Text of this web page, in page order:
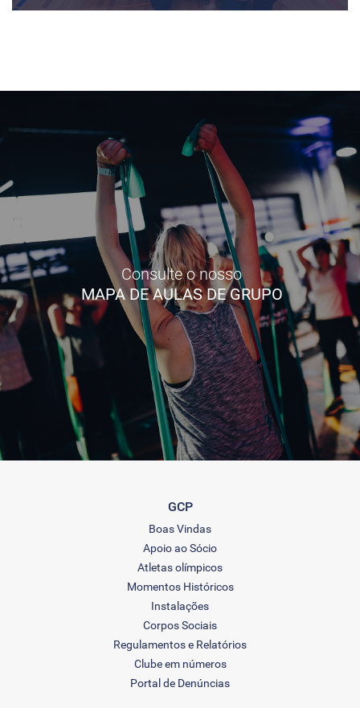
Consulte o nosso
MAPA DE AULAS DE GRUPO
GCP
Boas Vindas
Apoio ao Sócio
Atletas olímpicos
Momentos Históricos
Instalações
Corpos Sociais
Regulamentos e Relatórios
Clube em números
Portal de Denúncias